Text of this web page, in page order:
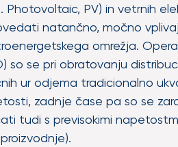
Photovoltaic, PV) in vetrnih
natančno, močno
omrežja.
so se pri obratovanju
ur odjema tradicionalno
zadnje čase pa so se
tudi s previsokimi